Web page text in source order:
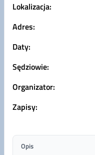
Lokalizacja:
Adres:
Daty:
Sędziowie:
Organizator:
Zapisy:
Opis